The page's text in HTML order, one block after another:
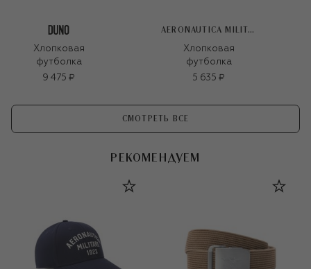
Хлопковая
футболка
9 475 ₽
AERONAUTICA MILITARE
Хлопковая
футболка
5 635 ₽
СМОТРЕТЬ ВСЕ
РЕКОМЕНДУЕМ